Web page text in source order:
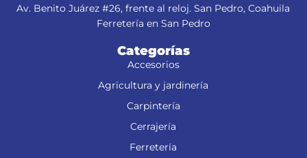
Av. Benito Juárez #26, frente al reloj. San Pedro, Coahuila
Ferretería en San Pedro
Categorías
Accesorios
Agricultura y jardinería
Carpintería
Cerrajería
Ferretería